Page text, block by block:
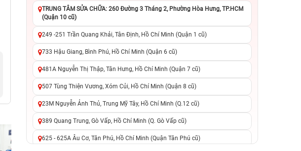
iPhone 12 256GB Cũ chính hãng
6.990.000đ 12.790.000đ
Giảm đến 200.000đ khi trả góp
qua Kredivo
6.390.000đ 8.990.000đ
chuyển đổi, 0 gọi người thân
TRUNG TÂM SỬA CHỮA: 260 Đường 3 Tháng 2, Phường Hòa Hưng, TP.HCM
(Quận 10 cũ)
249 -251 Trần Quang Khải, Tân Định, Hồ Chí Minh (Quận 1 cũ)
733 Hậu Giang, Bình Phú, Hồ Chí Minh (Quận 6 cũ)
481A Nguyễn Thị Thập, Tân Hưng, Hồ Chí Minh (Quận 7 cũ)
507 Tùng Thiện Vương, Xóm Củi, Hồ Chí Minh (Quận 8 cũ)
23M Nguyễn Ảnh Thủ, Trung Mỹ Tây, Hồ Chí Minh (Q.12 cũ)
389 Quang Trung, Gò Vấp, Hồ Chí Minh (Q. Gò Vấp cũ)
625 - 625A Âu Cơ, Tân Phú, Hồ Chí Minh (Quận Tân Phú cũ)